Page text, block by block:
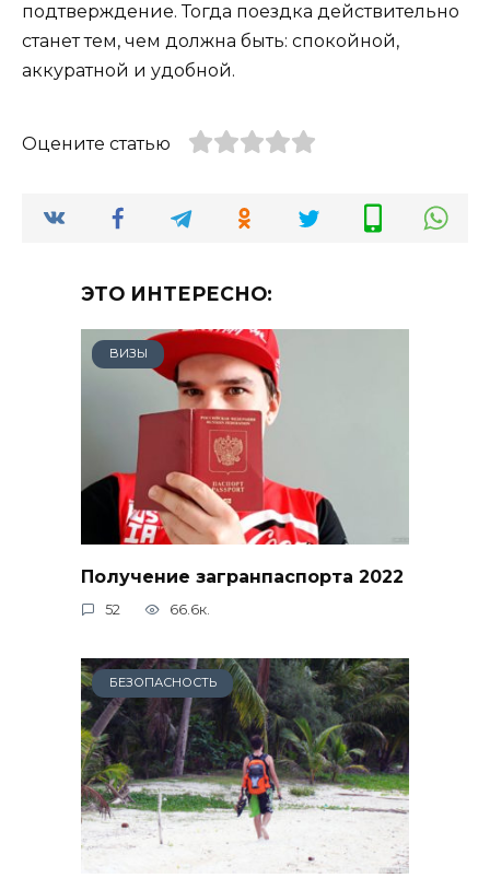
подтверждение. Тогда поездка действительно
станет тем, чем должна быть: спокойной,
аккуратной и удобной.
Оцените статью
ЭТО ИНТЕРЕСНО:
ВИЗЫ
Получение загранпаспорта 2022
52 66.6к.
БЕЗОПАСНОСТЬ